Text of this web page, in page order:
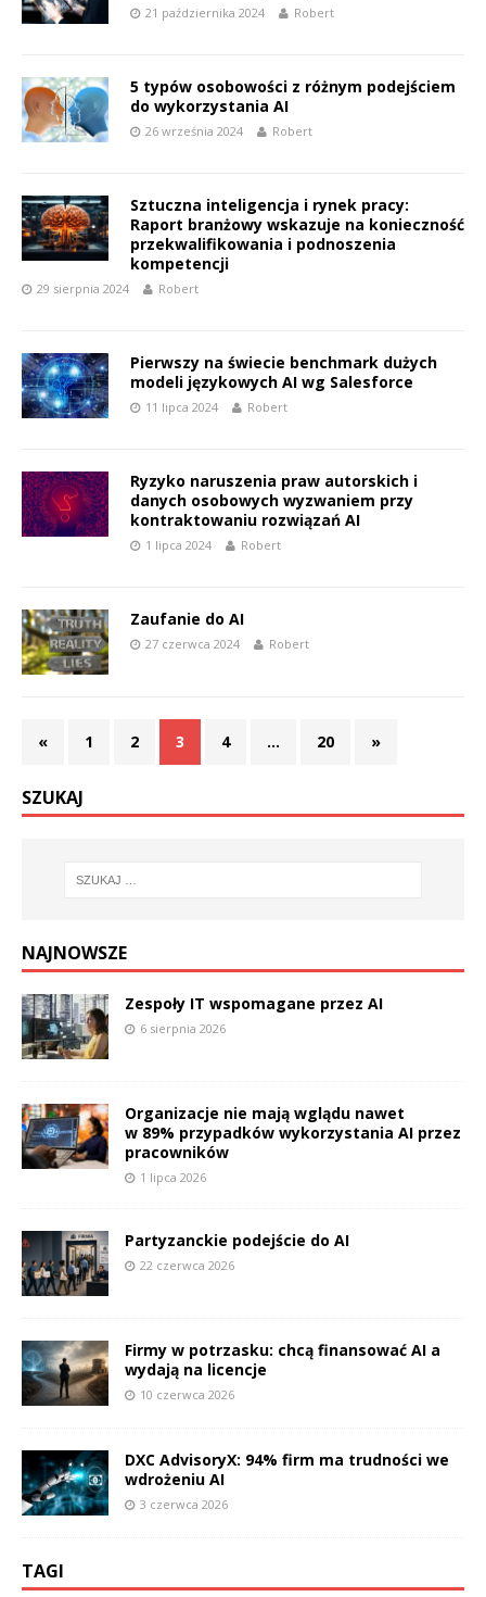
21 października 2024 Robert
5 typów osobowości z różnym podejściem
do wykorzystania AI
26 września 2024 Robert
Sztuczna inteligencja i rynek pracy:
Raport branżowy wskazuje na konieczność
przekwalifikowania i podnoszenia
kompetencji
29 sierpnia 2024 Robert
Pierwszy na świecie benchmark dużych
modeli językowych AI wg Salesforce
11 lipca 2024 Robert
Ryzyko naruszenia praw autorskich i
danych osobowych wyzwaniem przy
kontraktowaniu rozwiązań AI
1 lipca 2024 Robert
Zaufanie do AI
27 czerwca 2024 Robert
« 1 2 3 4 … 20 »
SZUKAJ
NAJNOWSZE
Zespoły IT wspomagane przez AI
6 sierpnia 2026
Organizacje nie mają wglądu nawet
w 89% przypadków wykorzystania AI przez
pracowników
1 lipca 2026
Partyzanckie podejście do AI
22 czerwca 2026
Firmy w potrzasku: chcą finansować AI a
wydają na licencje
10 czerwca 2026
DXC AdvisoryX: 94% firm ma trudności we
wdrożeniu AI
3 czerwca 2026
TAGI